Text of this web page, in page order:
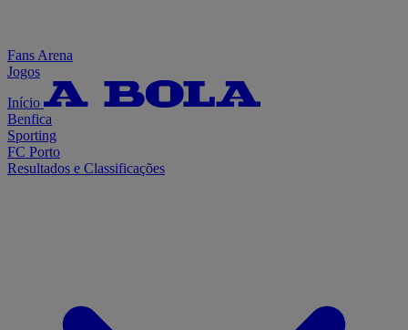
Fans Arena
Jogos
Início
Benfica
Sporting
FC Porto
Resultados e Classificações